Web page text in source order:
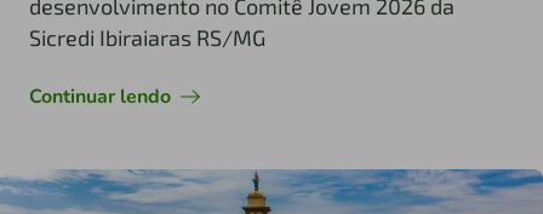
desenvolvimento no Comitê Jovem 2026 da
Sicredi Ibiraiaras RS/MG
Continuar lendo